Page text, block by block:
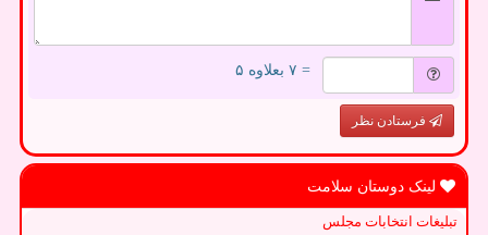
= ۷ بعلاوه ۵
فرستادن نظر
لینک دوستان سلامت
تبلیغات انتخابات مجلس